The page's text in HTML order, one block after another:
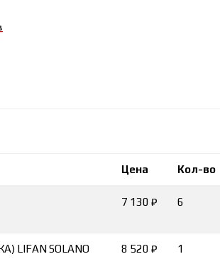
Цена Кол-во
7 130 ₽ 6
LIFAN SOLANO 8 520 ₽ 1